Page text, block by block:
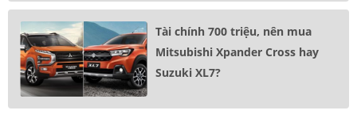
Tài chính 700 triệu, nên mua
Mitsubishi Xpander Cross hay
Suzuki XL7?